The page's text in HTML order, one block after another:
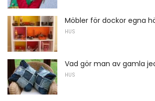
Möbler för dockor egna
HUS
Vad gör man av gamla
HUS